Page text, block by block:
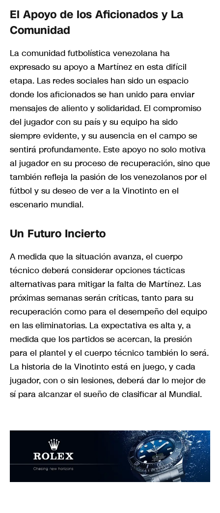
El Apoyo de los Aficionados y La
Comunidad
La comunidad futbolística venezolana ha
expresado su apoyo a Martínez en esta difícil
etapa. Las redes sociales han sido un espacio
donde los aficionados se han unido para enviar
mensajes de aliento y solidaridad. El compromiso
del jugador con su país y su equipo ha sido
siempre evidente, y su ausencia en el campo se
sentirá profundamente. Este apoyo no solo motiva
al jugador en su proceso de recuperación, sino que
también refleja la pasión de los venezolanos por el
fútbol y su deseo de ver a la Vinotinto en el
escenario mundial.
Un Futuro Incierto
A medida que la situación avanza, el cuerpo
técnico deberá considerar opciones tácticas
alternativas para mitigar la falta de Martínez. Las
próximas semanas serán críticas, tanto para su
recuperación como para el desempeño del equipo
en las eliminatorias. La expectativa es alta y, a
medida que los partidos se acercan, la presión
para el plantel y el cuerpo técnico también lo será.
La historia de la Vinotinto está en juego, y cada
jugador, con o sin lesiones, deberá dar lo mejor de
sí para alcanzar el sueño de clasificar al Mundial.